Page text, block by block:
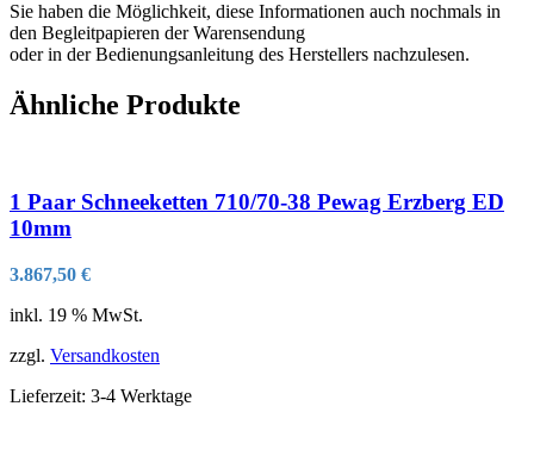
Sie haben die Möglichkeit, diese Informationen auch nochmals in
den Begleitpapieren der Warensendung
oder in der Bedienungsanleitung des Herstellers nachzulesen.
Ähnliche Produkte
1 Paar Schneeketten 710/70-38 Pewag Erzberg ED
10mm
3.867,50 €
inkl. 19 % MwSt.
zzgl. Versandkosten
Lieferzeit: 3-4 Werktage